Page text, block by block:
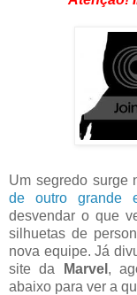
Um segredo surge
de outro grande
desvendar o que
silhuetas de
nova equipe. Já
site da
Marvel ,
abaixo para ver a